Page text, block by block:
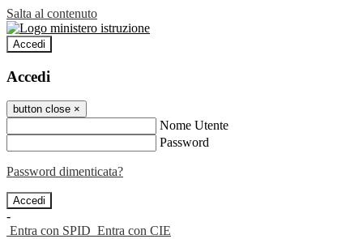
Salta al contenuto
Accedi
Accedi
button close ×
Nome Utente
Password
Password dimenticata?
-
Entra con SPID Entra con CIE